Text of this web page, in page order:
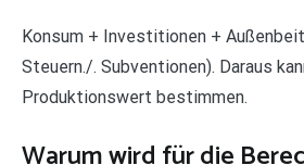
Konsum + Investitionen +
Steuern./. Subventionen). Daraus
Produktionswert bestimmen.
Warum wird für die